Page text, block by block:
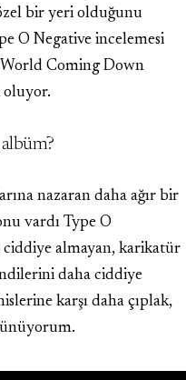
bir yeri olduğunu
O Negative incelemesi
Coming Down
oluyor.
nazaran daha ağır bir
vardı Type O
ciddiye almayan, karikatür
daha ciddiye
karşı daha çıplak,